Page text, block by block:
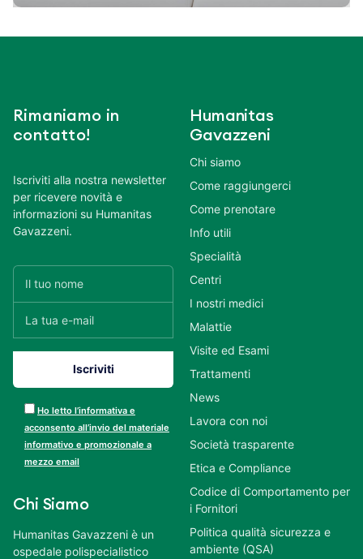
Rimaniamo in
contatto!
Iscriviti alla nostra newsletter
per ricevere novità e
informazioni su Humanitas
Gavazzeni.
Ho letto l’informativa e
acconsento all’invio del materiale
informativo e promozionale a
mezzo email
Chi Siamo
Humanitas Gavazzeni è un
ospedale polispecialistico
Humanitas
Gavazzeni
Chi siamo
Come raggiungerci
Come prenotare
Info utili
Specialità
Centri
I nostri medici
Malattie
Visite ed Esami
Trattamenti
News
Lavora con noi
Società trasparente
Etica e Compliance
Codice di Comportamento per
i Fornitori
Politica qualità sicurezza e
ambiente (QSA)